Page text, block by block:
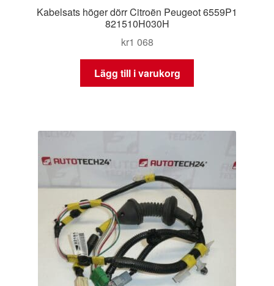
Kabelsats höger dörr Citroën Peugeot 6559P1
821510H030H
kr1 068
Lägg till i varukorg